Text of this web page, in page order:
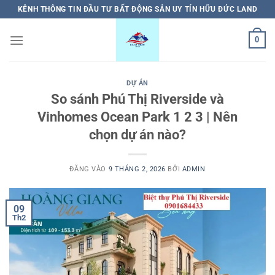
qua
nội
KÊNH THÔNG TIN ĐẦU TƯ BẤT ĐỘNG SẢN UY TÍN HỮU ĐỨC LAND
0
DỰ ÁN
So sánh Phú Thị Riverside và
Vinhomes Ocean Park 1 2 3 | Nên
chọn dự án nào?
ĐĂNG VÀO 9 THÁNG 2, 2026 BỞI ADMIN
09
Th2